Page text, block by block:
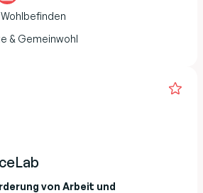
& Gemeinwohl
von Arbeit und